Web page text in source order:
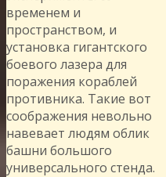
временем и
пространством, и
установка гигантского
боевого лазера для
поражения кораблей
противника. Такие вот
соображения невольно
навевает людям облик
башни большого
универсального стенда.